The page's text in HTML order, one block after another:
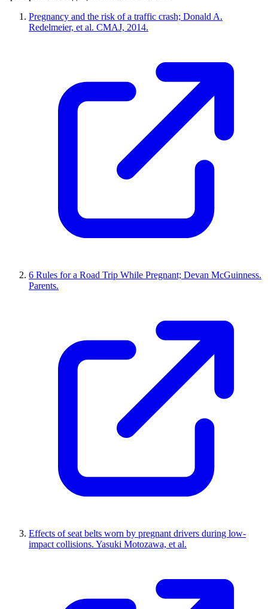
Pregnancy and the risk of a traffic crash; Donald A.
Redelmeier, et al. CMAJ, 2014.
6 Rules for a Road Trip While Pregnant; Devan McGuinness.
Parents.
Effects of seat belts worn by pregnant drivers during low-
impact collisions. Yasuki Motozawa, et al.